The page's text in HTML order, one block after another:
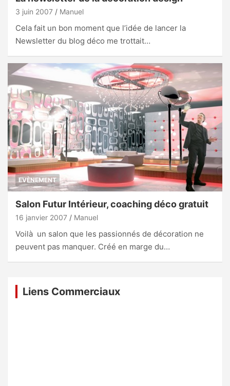
3 juin 2007 Manuel
Cela fait un bon moment que l’idée de lancer la
Newsletter du blog déco me trottait…
EVÈNEMENT
Salon Futur Intérieur, coaching déco gratuit
16 janvier 2007 Manuel
Voilà un salon que les passionnés de décoration ne
peuvent pas manquer. Créé en marge du…
Liens Commerciaux